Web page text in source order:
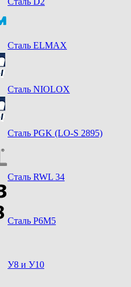
Сталь ELMAX
Сталь NIOLOX
Сталь PGK (LO-S 2895)
Сталь RWL 34
Сталь Р6М5
У8 и У10